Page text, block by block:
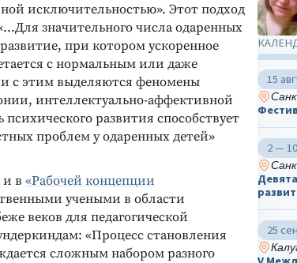
исключительностью». Этот подход
значительного числа одаренных
при котором ускоренное
с нормальным или даже
с этим выделяются феномены
интеллектуально-аффективной
развития способствует
проблем у одаренных детей»
в «Рабочей концепции
учеными в области
веков для педагогической
«Процесс становления
сложным набором разного
15
2 —
25